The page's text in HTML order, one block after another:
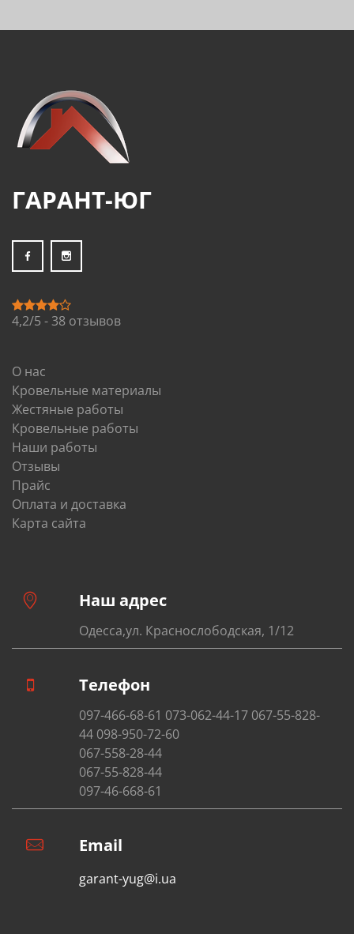
ГАРАНТ-ЮГ
4,2/5 - 38 отзывов
О нас
Кровельные материалы
Жестяные работы
Кровельные работы
Наши работы
Отзывы
Прайс
Оплата и доставка
Карта сайта
Наш адрес
Одесса,ул. Краснослободская, 1/12
Телефон
097-466-68-61 073-062-44-17 067-55-828-
44 098-950-72-60
067-558-28-44
067-55-828-44
097-46-668-61
Email
garant-yug@i.ua